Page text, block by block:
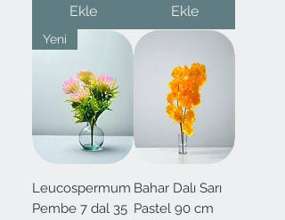
Ekle
Ekle
Yeni
Leucospermum
Pembe 7 dal 35
Bahar Dalı Sarı
Pastel 90 cm